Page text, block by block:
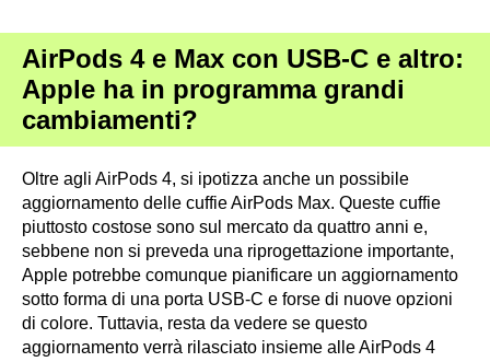
AirPods 4 e Max con USB-C e altro:
Apple ha in programma grandi
cambiamenti?
Oltre agli AirPods 4, si ipotizza anche un possibile
aggiornamento delle cuffie AirPods Max. Queste cuffie
piuttosto costose sono sul mercato da quattro anni e,
sebbene non si preveda una riprogettazione importante,
Apple potrebbe comunque pianificare un aggiornamento
sotto forma di una porta USB-C e forse di nuove opzioni
di colore. Tuttavia, resta da vedere se questo
aggiornamento verrà rilasciato insieme alle AirPods 4